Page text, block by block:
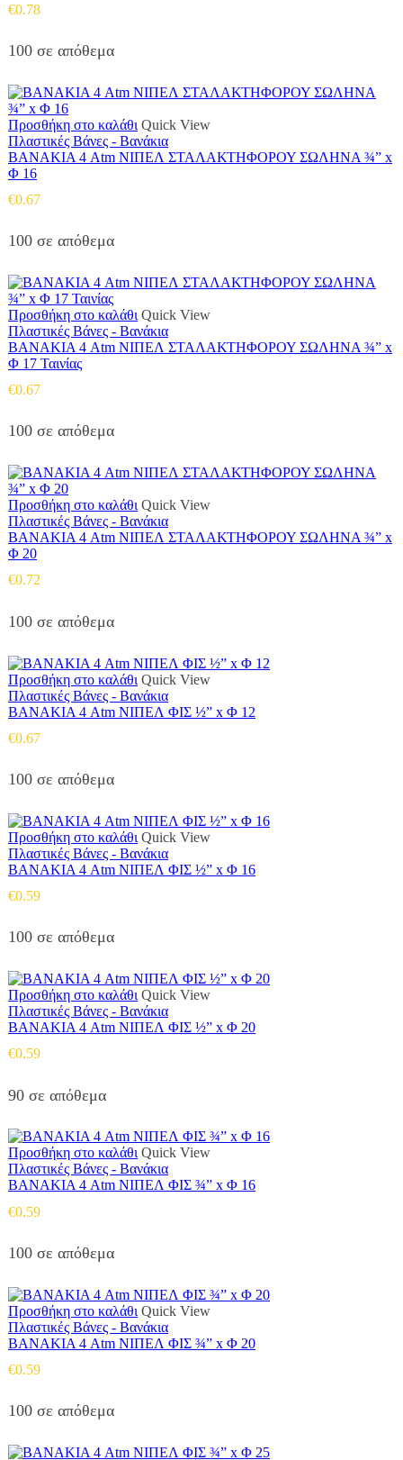
€0.78
100 σε απόθεμα
Προσθήκη στο καλάθι Quick View
Πλαστικές Βάνες - Βανάκια
ΒΑΝΑΚΙΑ 4 Atm ΝΙΠΕΛ ΣΤΑΛΑΚΤΗΦΟΡΟΥ ΣΩΛΗΝΑ ¾” x
Φ 16
€0.67
100 σε απόθεμα
Προσθήκη στο καλάθι Quick View
Πλαστικές Βάνες - Βανάκια
ΒΑΝΑΚΙΑ 4 Atm ΝΙΠΕΛ ΣΤΑΛΑΚΤΗΦΟΡΟΥ ΣΩΛΗΝΑ ¾” x
Φ 17 Ταινίας
€0.67
100 σε απόθεμα
Προσθήκη στο καλάθι Quick View
Πλαστικές Βάνες - Βανάκια
ΒΑΝΑΚΙΑ 4 Atm ΝΙΠΕΛ ΣΤΑΛΑΚΤΗΦΟΡΟΥ ΣΩΛΗΝΑ ¾” x
Φ 20
€0.72
100 σε απόθεμα
Προσθήκη στο καλάθι Quick View
Πλαστικές Βάνες - Βανάκια
ΒΑΝΑΚΙΑ 4 Atm ΝΙΠΕΛ ΦΙΣ ½” x Φ 12
€0.67
100 σε απόθεμα
Προσθήκη στο καλάθι Quick View
Πλαστικές Βάνες - Βανάκια
ΒΑΝΑΚΙΑ 4 Atm ΝΙΠΕΛ ΦΙΣ ½” x Φ 16
€0.59
100 σε απόθεμα
Προσθήκη στο καλάθι Quick View
Πλαστικές Βάνες - Βανάκια
ΒΑΝΑΚΙΑ 4 Atm ΝΙΠΕΛ ΦΙΣ ½” x Φ 20
€0.59
90 σε απόθεμα
Προσθήκη στο καλάθι Quick View
Πλαστικές Βάνες - Βανάκια
ΒΑΝΑΚΙΑ 4 Atm ΝΙΠΕΛ ΦΙΣ ¾” x Φ 16
€0.59
100 σε απόθεμα
Προσθήκη στο καλάθι Quick View
Πλαστικές Βάνες - Βανάκια
ΒΑΝΑΚΙΑ 4 Atm ΝΙΠΕΛ ΦΙΣ ¾” x Φ 20
€0.59
100 σε απόθεμα